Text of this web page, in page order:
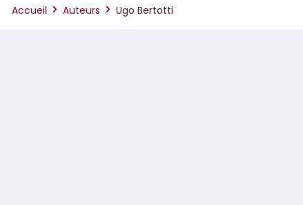
Accueil Auteurs Ugo Bertotti